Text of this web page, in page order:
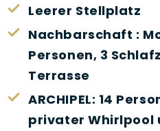
Leerer Stellplatz
Nachbarschaft :
Personen, 3
Terrasse
ARCHIPEL: 14
privater Whirlpool